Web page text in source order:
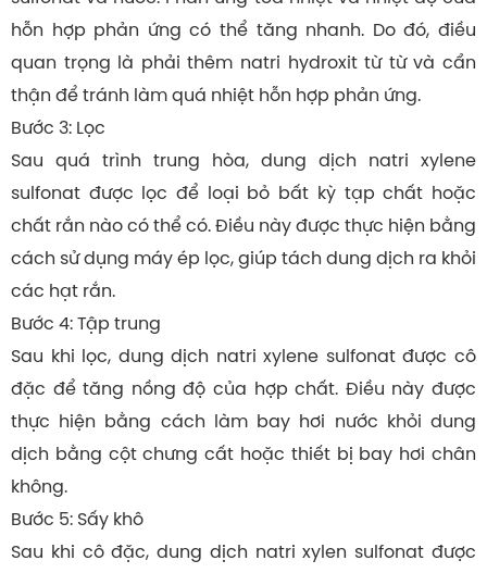
hỗn hợp phản ứng có thể tăng nhanh. Do đó, điều
quan trọng là phải thêm natri hydroxit từ từ và cẩn
thận để tránh làm quá nhiệt hỗn hợp phản ứng.
Bước 3: Lọc
Sau quá trình trung hòa, dung dịch natri xylene
sulfonat được lọc để loại bỏ bất kỳ tạp chất hoặc
chất rắn nào có thể có. Điều này được thực hiện bằng
cách sử dụng máy ép lọc, giúp tách dung dịch ra khỏi
các hạt rắn.
Bước 4: Tập trung
Sau khi lọc, dung dịch natri xylene sulfonat được cô
đặc để tăng nồng độ của hợp chất. Điều này được
thực hiện bằng cách làm bay hơi nước khỏi dung
dịch bằng cột chưng cất hoặc thiết bị bay hơi chân
không.
Bước 5: Sấy khô
Sau khi cô đặc, dung dịch natri xylen sulfonat được